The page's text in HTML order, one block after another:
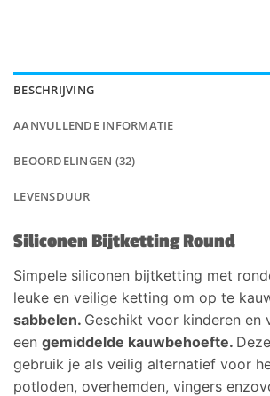
BESCHRIJVING
AANVULLENDE INFORMATIE
BEOORDELINGEN (32)
LEVENSDUUR
Siliconen Bijtketting Round
Simpele siliconen bijtketting met
leuke en veilige ketting om op te
sabbelen. Geschikt voor kinderen en
een gemiddelde kauwbehoefte.
gebruik je als veilig alternatief voor
potloden, overhemden, vingers